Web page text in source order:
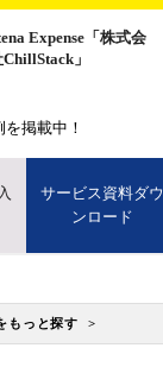
Expense「株式会
」
掲載中！
サービス資料ダウ
ンロード
もっと探す >